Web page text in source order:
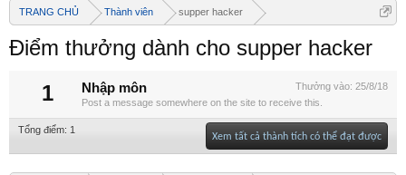
TRANG CHỦ Thành viên supper hacker
Điểm thưởng dành cho supper hacker
1
Thưởng vào: 25/8/18
Nhập môn
Post a message somewhere on the site to receive this.
Tổng điểm: 1
Xem tất cả thành tích có thể đạt được